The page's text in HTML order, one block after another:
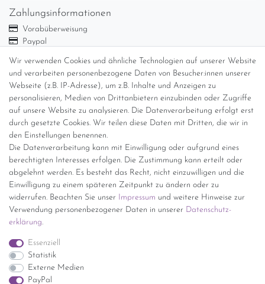
Wir verwenden Cookies und ähnliche Technologien auf unserer Website
und verarbeiten personenbezogene Daten von Besucher:innen unserer
Webseite (z.B. IP-Adresse), um z.B. Inhalte und Anzeigen zu
personalisieren, Medien von Drittanbietern einzubinden oder Zugriffe
auf unsere Website zu analysieren. Die Datenverarbeitung erfolgt erst
durch gesetzte Cookies. Wir teilen diese Daten mit Dritten, die wir in
den Einstellungen benennen.
Die Datenverarbeitung kann mit Einwilligung oder aufgrund eines
berechtigten Interesses erfolgen. Die Zustimmung kann erteilt oder
abgelehnt werden. Es besteht das Recht, nicht einzuwilligen und die
Einwilligung zu einem späteren Zeitpunkt zu ändern oder zu
widerrufen. Beachten Sie unser Impressum und weitere Hinweise zur
Verwendung personenbezogener Daten in unserer Daten­schutz­
erklärung.
Essenziell
Statistik
Externe Medien
PayPal
Zahlungsinformationen
Vorabüberweisung
Paypal
Versandinformationen
Versand per GLS (6,90 Euro) oder DHL (8,49 Euro ) inkl. MwSt.
(innerhalb Deutschlands)
kostenfreie Lieferung ab 150 Euro Warenwert (innerhalb
Deutschlands)
Übersicht Internationale Versandkosten
Wir kaufen an
Sie haben zuviel Porzellan im Schrank? Gerne kaufen wir dieses an.
Einfach unverbindliches Angebot anfordern.
*Endpreis inkl. MwSt. (Dieser Artikel unterliegt gem. § 25a
UStG der Differenzbesteuerung, ein Ausweis der
Mehrwertsteuer auf der Rechnung erfolgt nicht.)